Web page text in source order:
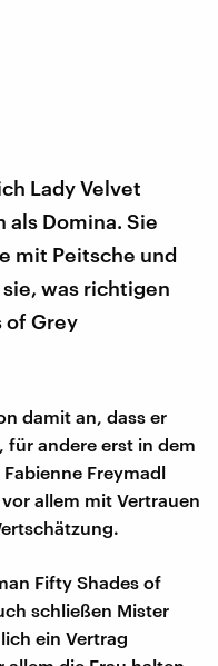
Lady Velvet
Domina. Sie
mit Peitsche und
was richtigen
of Grey
damit an, dass er
andere erst in dem
Freymadl
vor allem mit Vertrauen
Fifty Shades of
schließen Mister
ein Vertrag